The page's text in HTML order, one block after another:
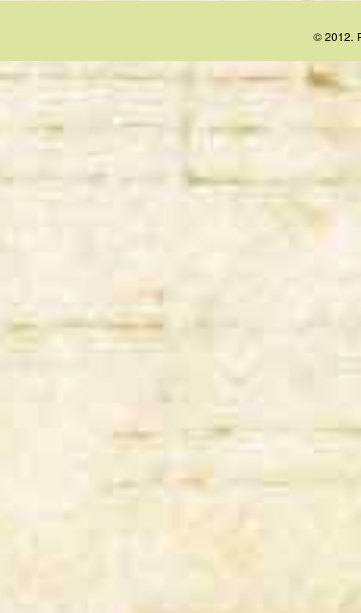
© 2012.